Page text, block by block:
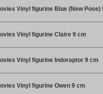
Vinyl figurine Blue (New Pose)
Vinyl figurine Claire 9 cm
Vinyl figurine Indoraptor 9 cm
Vinyl figurine Owen 9 cm